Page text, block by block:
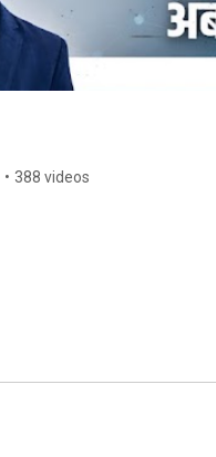
• 388 videos